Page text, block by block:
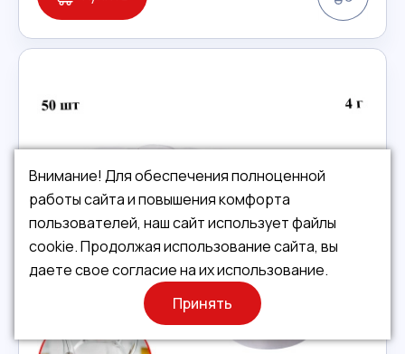
Внимание! Для обеспечения полноценной
работы сайта и повышения комфорта
пользователей, наш сайт использует файлы
cookie. Продолжая использование сайта, вы
даете свое согласие на их использование.
Принять